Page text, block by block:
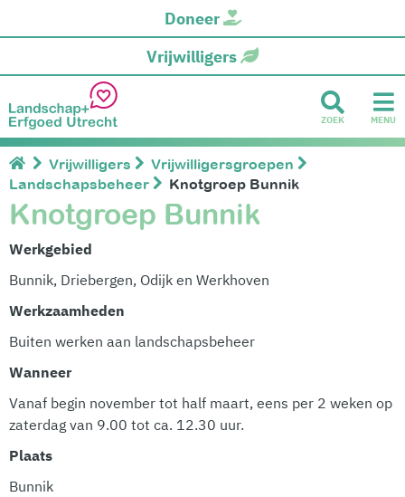
Doneer
Vrijwilligers
ZOEK MENU
Vrijwilligers
Vrijwilligersgroepen
Landschapsbeheer
Knotgroep Bunnik
Knotgroep Bunnik
Werkgebied
Bunnik, Driebergen, Odijk en Werkhoven
Werkzaamheden
Buiten werken aan landschapsbeheer
Wanneer
Vanaf begin november tot half maart, eens per 2 weken op
zaterdag van 9.00 tot ca. 12.30 uur.
Plaats
Bunnik